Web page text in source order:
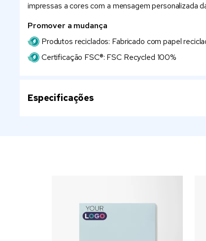
impressas a cores com a mensagem personalizada
Promover a mudança
Produtos reciclados: Fabricado com papel
Certificação FSC®: FSC Recycled 100%
Especificações